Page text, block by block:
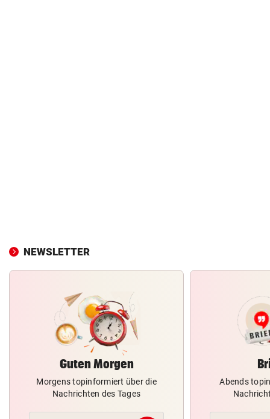
NEWSLETTER
Guten Morgen
Morgens topinformiert über die
Nachrichten des Tages
Abends